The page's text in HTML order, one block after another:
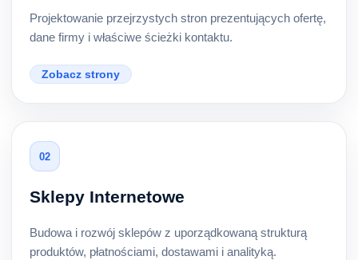
Projektowanie przejrzystych stron prezentujących ofertę,
dane firmy i właściwe ścieżki kontaktu.
Zobacz strony
02
Sklepy Internetowe
Budowa i rozwój sklepów z uporządkowaną strukturą
produktów, płatnościami, dostawami i analityką.